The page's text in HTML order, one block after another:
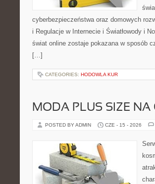
cyberbezpieczeństwa oraz domowych
i Regulacje w Internecie i Światłowody i
świat online zostaje pokazana w sposób
[…]
CATEGORIES: HODOWLA KUR
MODA PLUS SIZE NA
POSTED BY ADMIN CZE - 15 - 2026